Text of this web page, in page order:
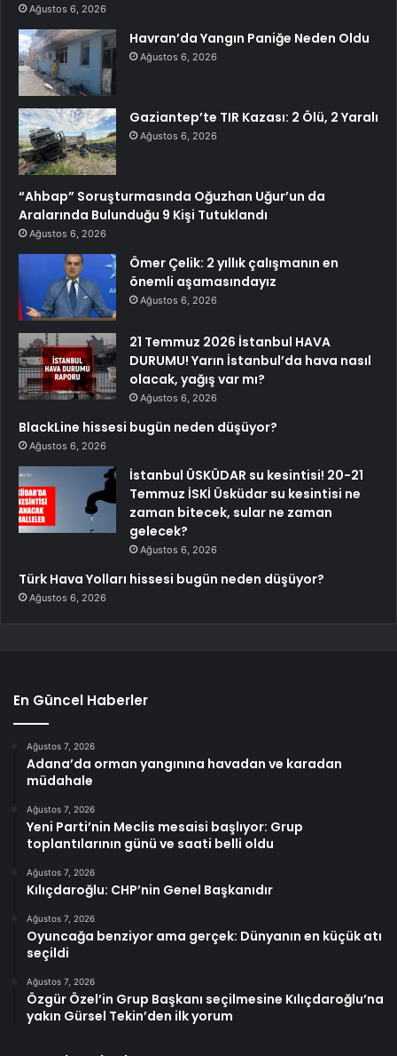
Ağustos 6, 2026
Havran’da Yangın Paniğe Neden Oldu
Ağustos 6, 2026
Gaziantep’te TIR Kazası: 2 Ölü, 2 Yaralı
Ağustos 6, 2026
“Ahbap” Soruşturmasında Oğuzhan Uğur’un da
Aralarında Bulunduğu 9 Kişi Tutuklandı
Ağustos 6, 2026
Ömer Çelik: 2 yıllık çalışmanın en
önemli aşamasındayız
Ağustos 6, 2026
21 Temmuz 2026 İstanbul HAVA
DURUMU! Yarın İstanbul’da hava nasıl
olacak, yağış var mı?
Ağustos 6, 2026
BlackLine hissesi bugün neden düşüyor?
Ağustos 6, 2026
İstanbul ÜSKÜDAR su kesintisi! 20-21
Temmuz İSKİ Üsküdar su kesintisi ne
zaman bitecek, sular ne zaman
gelecek?
Ağustos 6, 2026
Türk Hava Yolları hissesi bugün neden düşüyor?
Ağustos 6, 2026
En Güncel Haberler
Ağustos 7, 2026
Adana’da orman yangınına havadan ve karadan
müdahale
Ağustos 7, 2026
Yeni Parti’nin Meclis mesaisi başlıyor: Grup
toplantılarının günü ve saati belli oldu
Ağustos 7, 2026
Kılıçdaroğlu: CHP’nin Genel Başkanıdır
Ağustos 7, 2026
Oyuncağa benziyor ama gerçek: Dünyanın en küçük atı
seçildi
Ağustos 7, 2026
Özgür Özel’in Grup Başkanı seçilmesine Kılıçdaroğlu’na
yakın Gürsel Tekin’den ilk yorum